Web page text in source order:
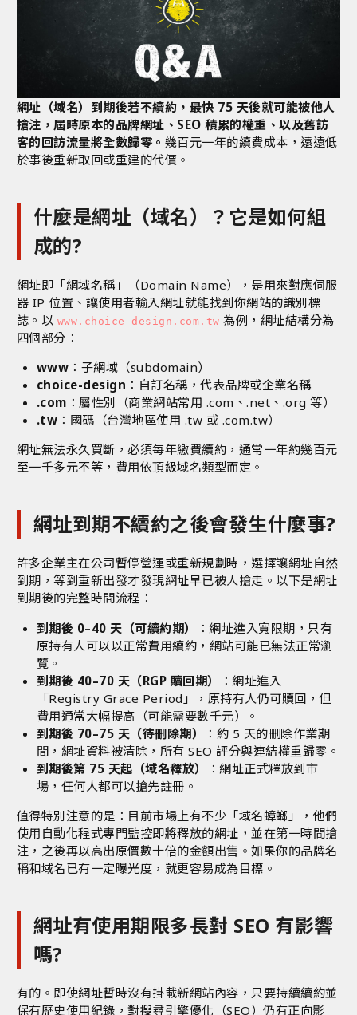
網址（域名）到期後若不續約，最快 75 天後就可能被他人
搶注，屆時原本的品牌網址、SEO 積累的權重、以及舊訪
客的回訪流量將全數歸零。 幾百元一年的續費成本，遠遠低
於事後重新取回或重建的代價。
什麼是網址（域名）？它是如何組
成的?
網址即「網域名稱」（Domain Name），是用來對應伺服
器 IP 位置、讓使用者輸入網址就能找到你網站的識別標
誌。以 www.choice-design.com.tw 為例，網址結構分為
四個部分：
www ：子網域（subdomain）
choice-design ：自訂名稱，代表品牌或企業名稱
.com ：屬性別（商業網站常用 .com、.net、.org 等）
.tw ：國碼（台灣地區使用 .tw 或 .com.tw）
網址無法永久買斷，必須每年繳費續約，通常一年約幾百元
至一千多元不等，費用依頂級域名類型而定。
網址到期不續約之後會發生什麼事?
許多企業主在公司暫停營運或重新規劃時，選擇讓網址自然
到期，等到重新出發才發現網址早已被人搶走。以下是網址
到期後的完整時間流程：
到期後 0–40 天（可續約期）
：網址進入寬限期，只有
原持有人可以以正常費用續約，網站可能已無法正常瀏
覽。
到期後 40–70 天（RGP 贖回期）
：網址進入
「Registry Grace Period」，原持有人仍可贖回，但
費用通常大幅提高（可能需要數千元）。
到期後 70–75 天（待刪除期）
：約 5 天的刪除作業期
間，網址資料被清除，所有 SEO 評分與連結權重歸零。
到期後第 75 天起（域名釋放）
：網址正式釋放到市
場，任何人都可以搶先註冊。
值得特別注意的是：目前市場上有不少「域名蟑螂」，他們
使用自動化程式專門監控即將釋放的網址，並在第一時間搶
注，之後再以高出原價數十倍的金額出售。如果你的品牌名
稱和域名已有一定曝光度，就更容易成為目標。
網址有使用期限多長對 SEO 有影響
嗎?
有的。即使網址暫時沒有掛載新網站內容，只要持續續約並
保有歷史使用紀錄，對搜尋引擎優化（SEO）仍有正向影